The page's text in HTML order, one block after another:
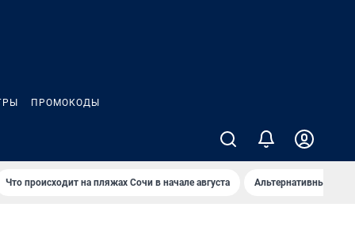
ПРОМОКОДЫ
Что происходит на пляжах Сочи в начале августа Альтернативный